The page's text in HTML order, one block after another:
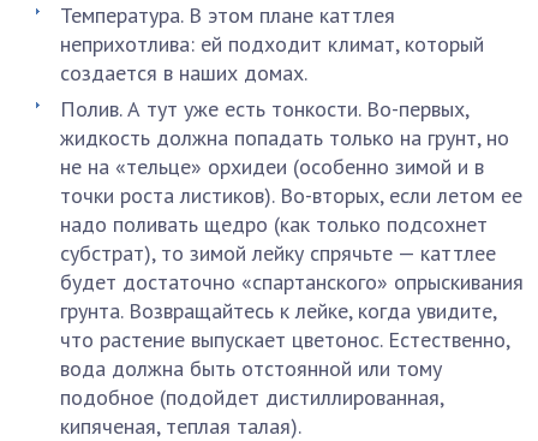
Температура. В этом плане каттлея
неприхотлива: ей подходит климат, который
создается в наших домах.
Полив. А тут уже есть тонкости. Во-первых,
жидкость должна попадать только на грунт, но
не на «тельце» орхидеи (особенно зимой и в
точки роста листиков). Во-вторых, если летом ее
надо поливать щедро (как только подсохнет
субстрат), то зимой лейку спрячьте — каттлее
будет достаточно «спартанского» опрыскивания
грунта. Возвращайтесь к лейке, когда увидите,
что растение выпускает цветонос. Естественно,
вода должна быть отстоянной или тому
подобное (подойдет дистиллированная,
кипяченая, теплая талая).